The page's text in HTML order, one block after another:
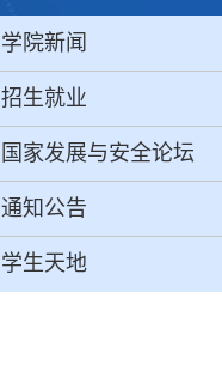
学院新闻
招生就业
国家发展与安全论坛
通知公告
学生天地